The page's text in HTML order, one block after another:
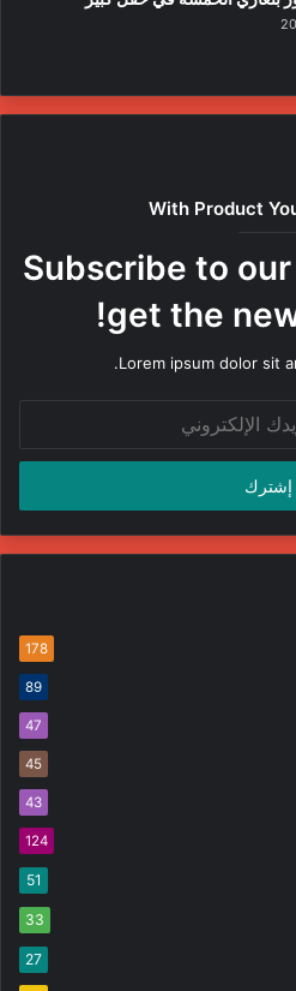
With Product
Subscribe to
get the
Lorem ipsum dolor sit
178
89
47
45
43
124
51
33
27